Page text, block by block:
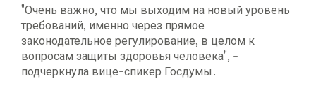
"Очень важно, что мы выходим на новый уровень
требований, именно через прямое
законодательное регулирование, в целом к
вопросам защиты здоровья человека", -
подчеркнула вице-спикер Госдумы.